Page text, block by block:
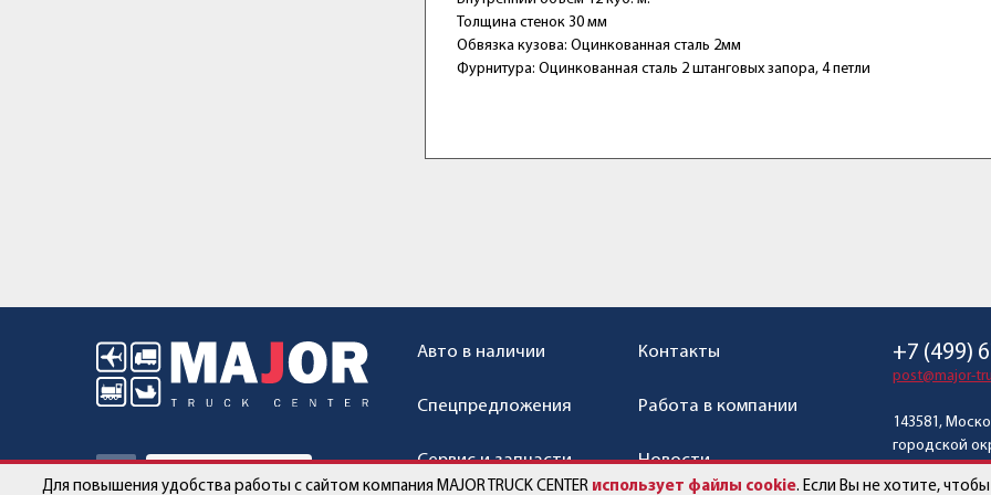
Толщина стенок 30 мм
Обвязка кузова: Оцинкованная сталь 2мм
Фурнитура: Оцинкованная сталь 2 штанговых запора, 4 петли
Авто в наличии
Спецпредложения
Сервис и запчасти
Контакты
Работа в компании
Новости
+7 (499)
post@major-
143581,
городской
с.
Для повышения удобства работы с сайтом компания MAJOR TRUCK CENTER использует файлы cookie. Если Вы не хотите,